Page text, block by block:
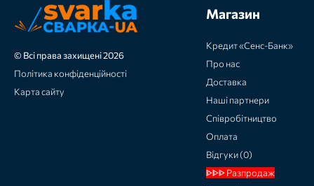
© Всі права захищені 2026
Політика конфіденційності
Карта сайту
Магазин
Кредит «Сенс-Банк»
Про нас
Доставка
Наші партнери
Співробітництво
Оплата
Відгуки (0)
ᐈᐈᐈ Разпродаж